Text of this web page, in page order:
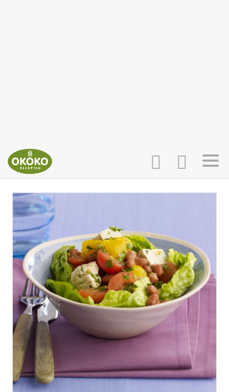
AANMELDEN
RECEPTEN
WEEKMENU'S
KOOKBOEKEN